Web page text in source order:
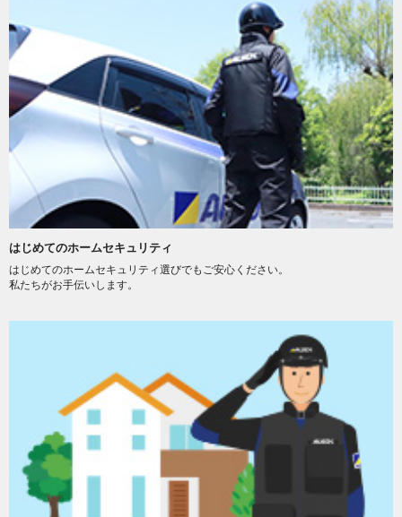
はじめてのホームセキュリティ
はじめてのホームセキュリティ選びでもご安心ください。
私たちがお手伝いします。